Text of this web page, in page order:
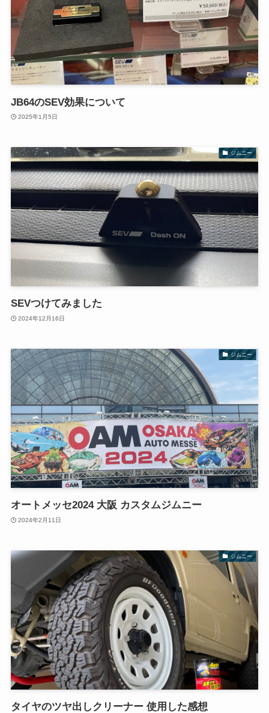
JB64のSEV効果について
2025年1月5日
ジムニー
SEVつけてみました
2024年12月16日
ジムニー
オートメッセ2024 大阪 カスタムジムニー
2024年2月11日
ジムニー
タイヤのツヤ出しクリーナー 使用した感想